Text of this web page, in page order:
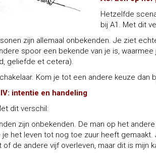
Hetzelfde
bij A1. Met dit
zijn allemaal onbekenden. Je ziet
spoor een bekende van je is, waarmee
geliefde et cetera).
Kom je tot een andere keuze dan
intentie en handeling
dit verschil:
zijn onbekenden. De man op het
het leven tot nog toe zuur heeft gemaakt.
de andere vijf overleven, maar dit is mijn